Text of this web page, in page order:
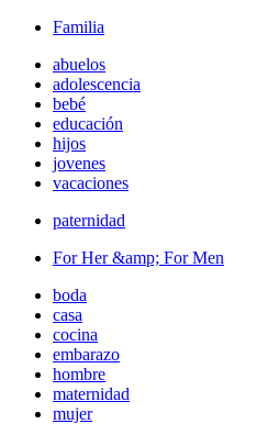
Familia
abuelos
adolescencia
bebé
educación
hijos
jovenes
vacaciones
paternidad
For Her &amp; For Men
boda
casa
cocina
embarazo
hombre
maternidad
mujer